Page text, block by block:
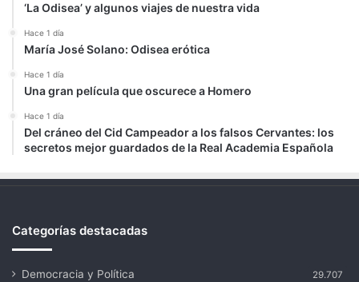
‘La Odisea’ y algunos viajes de nuestra vida
Hace 1 día
María José Solano: Odisea erótica
Hace 1 día
Una gran película que oscurece a Homero
Hace 1 día
Del cráneo del Cid Campeador a los falsos Cervantes: los
secretos mejor guardados de la Real Academia Española
Categorías destacadas
Democracia y Política 29.707